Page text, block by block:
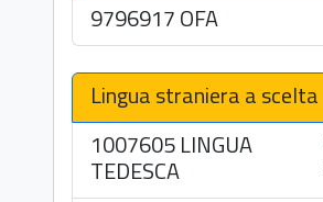
9796917 OFA
Lingua straniera a scelta
1007605 LINGUA
TEDESCA